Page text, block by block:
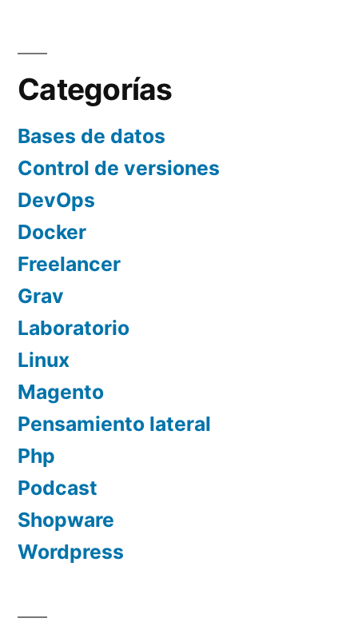
de
entradas
Categorías
Bases de datos
Control de versiones
DevOps
Docker
Freelancer
Grav
Laboratorio
Linux
Magento
Pensamiento lateral
Php
Podcast
Shopware
Wordpress